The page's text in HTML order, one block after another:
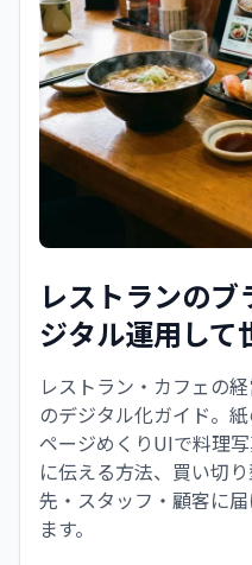
レストランの
ジタル運用して
レストラン・カフェの
のデジタル化ガイド。
ページめくりUIで料理
に伝える方法、買い切
先・スタッフ・顧客に
ます。